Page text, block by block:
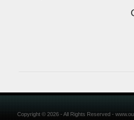
Copyright © 2026 - All Rights Reserved -